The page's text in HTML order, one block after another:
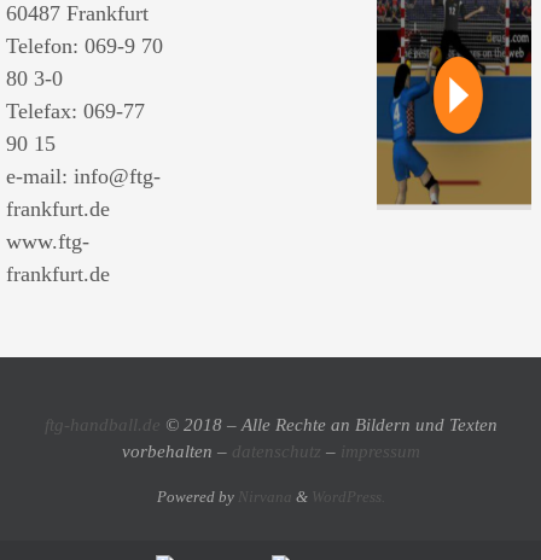
60487 Frankfurt
Telefon: 069-9 70
80 3-0
Telefax: 069-77
90 15
e-mail: info@ftg-
frankfurt.de
www.ftg-
frankfurt.de
ftg-handball.de © 2018 – Alle Rechte an Bildern und Texten
vorbehalten – datenschutz – impressum
Powered by Nirvana & WordPress.